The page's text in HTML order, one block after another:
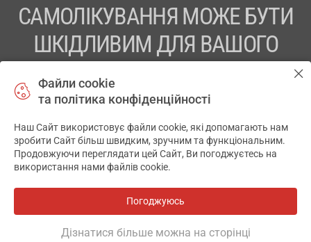
САМОЛІКУВАННЯ МОЖЕ БУТИ
ШКІДЛИВИМ ДЛЯ ВАШОГО
ПЕРЕД ЗАСТОСУВАННЯМ ПРЕПАРАТУ ПРОКОНСУЛЬТУЙТЕСЬ
ТОВ «АПТЕКА 911.ЮА» Код ЄДРПОУ 43631965.
Відмова від відповідальності
© 2014-2026. Медична інформаційна система АПТЕКА911.ЮА
Файли cookie
та політика конфіденційності
Наш Сайт використовує файли cookie, які допомагають нам
зробити Сайт більш швидким, зручним та функціональним.
Продовжуючи переглядати цей Сайт, Ви погоджуєтесь на
використання нами файлів cookie.
Погоджуюсь
Дізнатися більше можна на сторінці
✕